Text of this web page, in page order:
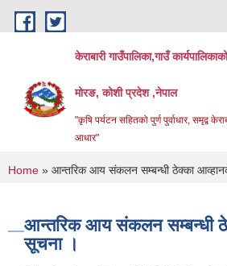
Skip to main content
केराबारी गाउँपालिका,गाउँ
मोरङ, कोशी प्रदेश ,नेपाल
"कृषि पर्यटन सहितको पुर्ण पुर्वाधार, समृद्व
आधार"
You are here
Home » आन्तरिक आय संकलन सम्बन्धी ठेक्का
आन्तरिक आय संकलन सम्बन्धी
सूचना ।